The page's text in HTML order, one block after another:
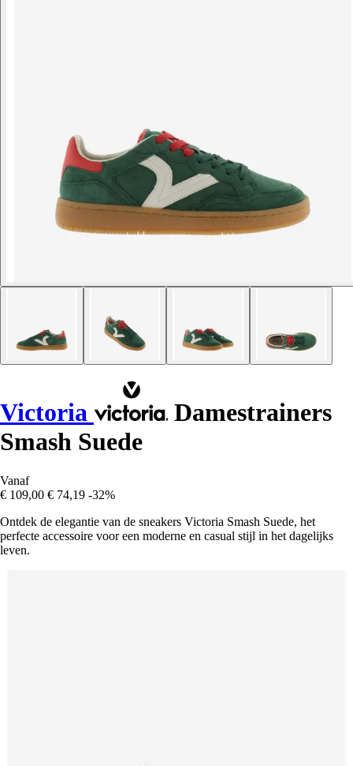
Victoria
Damestrainers
Smash Suede
Vanaf
€ 109,00 € 74,19 -32%
Ontdek de elegantie van de sneakers Victoria Smash Suede, het
perfecte accessoire voor een moderne en casual stijl in het dagelijks
leven.